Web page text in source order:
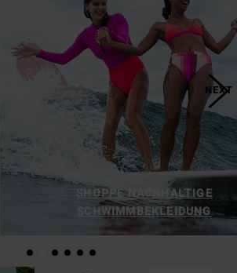
SHOPPE NACHHALTIGE
SCHWIMMBEKLEIDUNG